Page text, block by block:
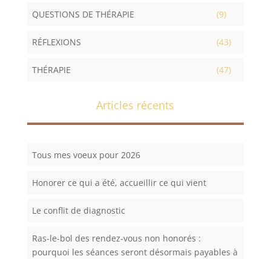
QUESTIONS DE THÉRAPIE (9)
RÉFLEXIONS (43)
THÉRAPIE (47)
Articles récents
Tous mes voeux pour 2026
Honorer ce qui a été, accueillir ce qui vient
Le conflit de diagnostic
Ras-le-bol des rendez-vous non honorés :
pourquoi les séances seront désormais payables à